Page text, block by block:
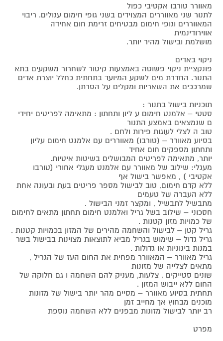
מאוורר טורבו אקטיבי כפול
לתנור שני מאווררים המצוידים בשני גופי חימום עגולים. ריבוי
המאווררים וגופי חימום מבטיחים זרימת חום אחידה
אווירודינמית
מושלמת ובישול מהיר יותר.
ניקוי באדים
פונקציית ניקוי פשוטה באמצעות קיטור לשחרור משקעים בתא
התנור. החדרת מים לשקע המיועד בתחתית כחלל יוצרת אדים
שמרככים את השאריות ומקלים על הסרתן.
תוכניות בישול בתנור :
סטטי – אלמנט חימום ע ליון ותחתון : מתאימה לפריטים יחידי
ם שנמצאים באמצע התנור
טוב ה לצלי לעוגות פירות ולחם .
בסיוע מאוורר – (טורבו) מאווררים עם אלמנט חימום עליון
ותחתון מספקים חום אחיד
יותר, מתאימה לפריטים המבושלים בשיטות איטיות.
מעגלי: שילוב של מאוורר עם אלמנט מעגלי אחורי (טורבו
אקטיבי ) , מאפשר בישול אף
ללא קדם חימום, טוב לבישול מספר פריטים בעת ובעונה אחת
ללא העברה של טעמים
מתבשיל לתבשיל , ומקצר זמני הבישול .
חסכוני – שילוב בשל גריל ואלמנט חימום תחתון מתאים לחימום
של כמויות מזון קטנות .
גריל קטן – לבישול והשחמה מהירים של המזון בכמויות קטנות .
גריל גדול – שימוש בגריל מביא לתוצאות מצוינות בבישול בשר
במנות בינוניות או גדולות .
גריל מאוורר – המאוורר מפחית את החום העז של הגריל ,
מתאים לצלייה של מזונות
שונים סטייקים , צלעות, מעניק להם השחמה ו גם חלוקה של
החום ללא ייבוש המזון .
תחתית בסיוע מאוורר – מסיים מהר יותר בישול של מזונות
מוכנים מבחוץ אך מחייב זמן
רב יותר לבישול מזונות מבפנים ללא השחמה נוספת
מפרט